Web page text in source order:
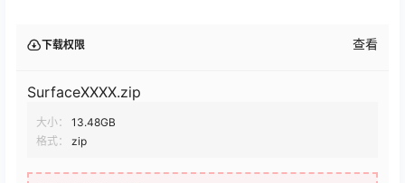
下载权限 查看
SurfaceXXXX.zip
大小：
13.48GB
格式：
zip